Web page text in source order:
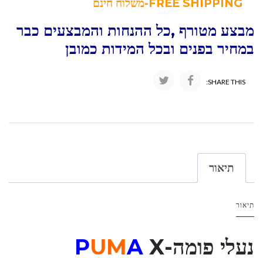
מבצע מטורף ,כל ההנחות והמבצעים כבר
במחיר בפנים ובכל המידות כמובן
SHARE THIS:
תיאור
תיאור
נעלי פומה- PUMA X